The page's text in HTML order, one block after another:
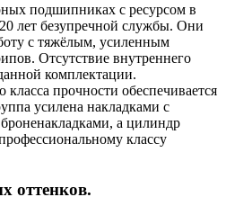
подшипниках с ресурсом в
лет безупречной службы. Они
с тяжёлым, усиленным
Отсутствие внутреннего
комплектации.
класса прочности обеспечивается
усилена накладками с
а цилиндр
классу
оттенков.